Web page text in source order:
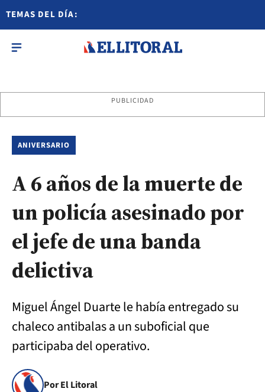
TEMAS DEL DÍA:
PUBLICIDAD
ANIVERSARIO
A 6 años de la muerte de
un policía asesinado por
el jefe de una banda
delictiva
Miguel Ángel Duarte le había entregado su
chaleco antibalas a un suboficial que
participaba del operativo.
Por El Litoral